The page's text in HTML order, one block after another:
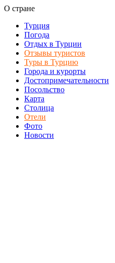
О стране
Турция
Погода
Отдых в Турции
Отзывы туристов
Туры в Турцию
Города и курорты
Достопримечательности
Посольство
Карта
Столица
Отели
Фото
Новости